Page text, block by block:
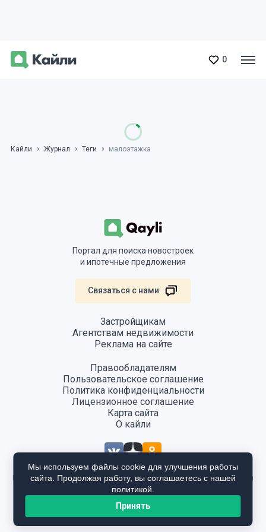
0
Кайли Журнал Теги малоэтажка
Портал для поиска новостроек
и ипотечные предложения
Связаться с нами
Застройщикам
Агентствам недвижимости
Реклама на сайте
Правообладателям
Пользовательское соглашение
Политика конфиденциальности
Лицензионное соглашение
Карта сайта
О кайли
Информация, размещенная на сайте, не является публичной офертой
и предоставляется в ознакомительных целях. Для получения
подробной информации общайтесь в отдел продаж застройщика.
Мы используем файлы cookie для улучшения работы
сайта. Продолжая работу, вы соглашаетесь с нашей
политикой.
Принять